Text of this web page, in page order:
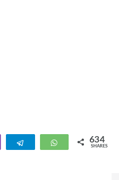
Telegram WhatsApp
634
SHARES